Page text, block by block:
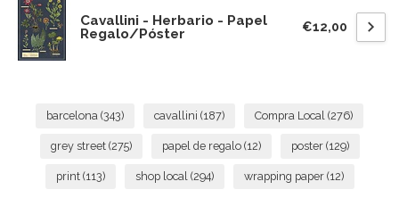
Cavallini - Herbario - Papel
Regalo/Póster
€12,00
barcelona (343) cavallini (187) Compra Local (276)
grey street (275) papel de regalo (12) poster (129)
print (113) shop local (294) wrapping paper (12)